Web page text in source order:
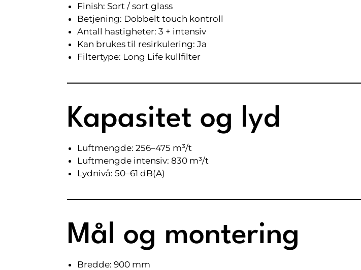
Finish: Sort / sort glass
Betjening: Dobbelt touch kontroll
Antall hastigheter: 3 + intensiv
Kan brukes til resirkulering: Ja
Filtertype: Long Life kullfilter
Kapasitet og lyd
Luftmengde: 256–475 m³/t
Luftmengde intensiv: 830 m³/t
Lydnivå: 50–61 dB(A)
Mål og montering
Bredde: 900 mm